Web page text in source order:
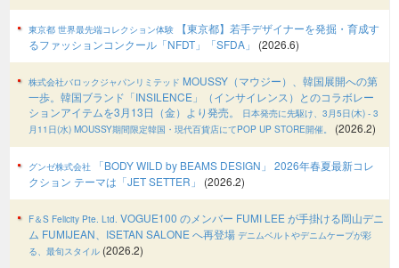
東京都 世界最先端コレクション体験 【東京都】若手デザイナーを発掘・育成す
るファッションコンクール「NFDT」「SFDA」
(2026.6)
株式会社バロックジャパンリミテッド MOUSSY（マウジー）、韓国展開への第
一歩。韓国ブランド「INSILENCE」（インサイレンス）とのコラボレー
ションアイテムを3月13日（金）より発売。
日本発売に先駆け、3月5日(木) - 3
月11日(水) MOUSSY期間限定韓国・現代百貨店にてPOP UP STORE開催。
(2026.2)
グンゼ株式会社 「BODY WILD by BEAMS DESIGN」 2026年春夏最新コレ
クション テーマは「JET SETTER」
(2026.2)
F＆S Felicity Pte. Ltd. VOGUE100 のメンバー FUMI LEE が手掛ける岡山デニ
ム FUMIJEAN、ISETAN SALONE へ再登場 デニムベルトやデニムケープが彩
る、最旬スタイル (2026.2)